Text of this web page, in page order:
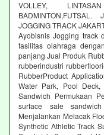
VOLLEY,
JOGGING TRACK
Ayobisnis Jogging track
fasilitas olahraga
panjang Jual Produk
rubberindustri
RubberProduct
Water Park, Pool
Sandwich Permukaan
surface sale
Menjalankan Melacak
Synthetic Athletic Track